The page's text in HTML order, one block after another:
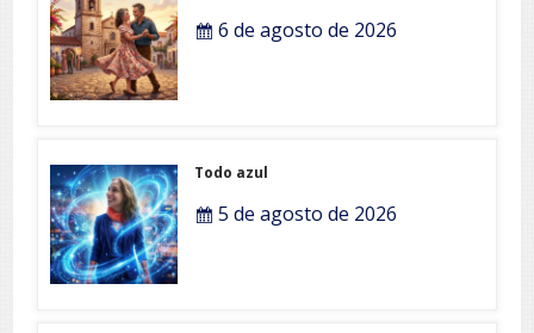
6 de agosto de 2026
Todo azul
5 de agosto de 2026